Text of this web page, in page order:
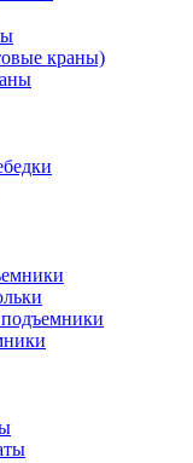
краны)
подъемники